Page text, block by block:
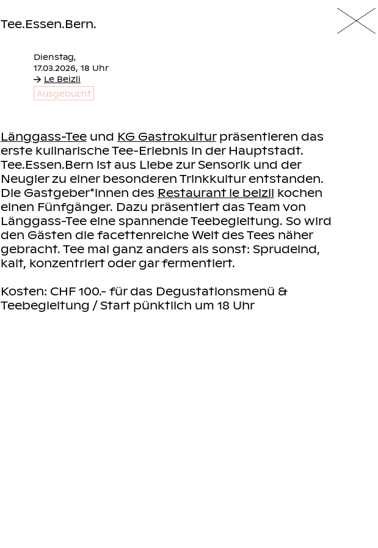
Tee.Essen.Bern.
Dienstag,
17.03.2026, 18 Uhr
Le Beizli
Ausgebucht
Länggass-Teeund KG Gastrokulturpräsentieren das
erste kulinarische Tee-Erlebnis in der Hauptstadt.
Tee.Essen.Bern ist aus Liebe zur Sensorik und der
Neugier zu einer besonderen Trinkkultur entstanden.
Die Gastgeber*innen des Restaurant le beizli kochen
einen Fünfgänger. Dazu präsentiert das Team von
Länggass-Tee eine spannende Teebegleitung. So wird
den Gästen die facettenreiche Welt des Tees näher
gebracht. Tee mal ganz anders als sonst: Sprudelnd,
kalt, konzentriert oder gar fermentiert.
Kosten: CHF 100.- für das Degustationsmenü &
Teebegleitung / Start pünktlich um 18 Uhr